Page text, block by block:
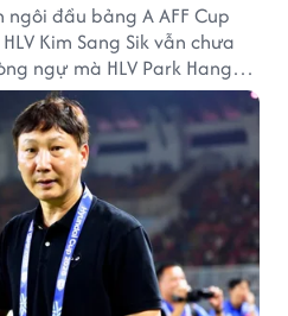
đầu bảng A AFF Cup
Kim Sang Sik vẫn chưa
ngự mà HLV Park Hang